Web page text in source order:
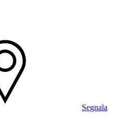
Segnala